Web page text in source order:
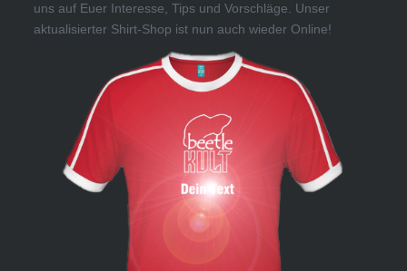
uns auf Euer Interesse, Tips und Vorschläge. Unser
aktualisierter Shirt-Shop ist nun auch wieder Online!